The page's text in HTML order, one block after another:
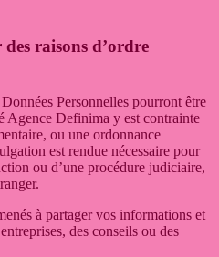
raisons d’ordre
Personnelles pourront être
Agence Definima y est contrainte
ou une ordonnance
est rendue nécessaire pour
ou d’une procédure judiciaire,
à partager vos informations et
des conseils ou des